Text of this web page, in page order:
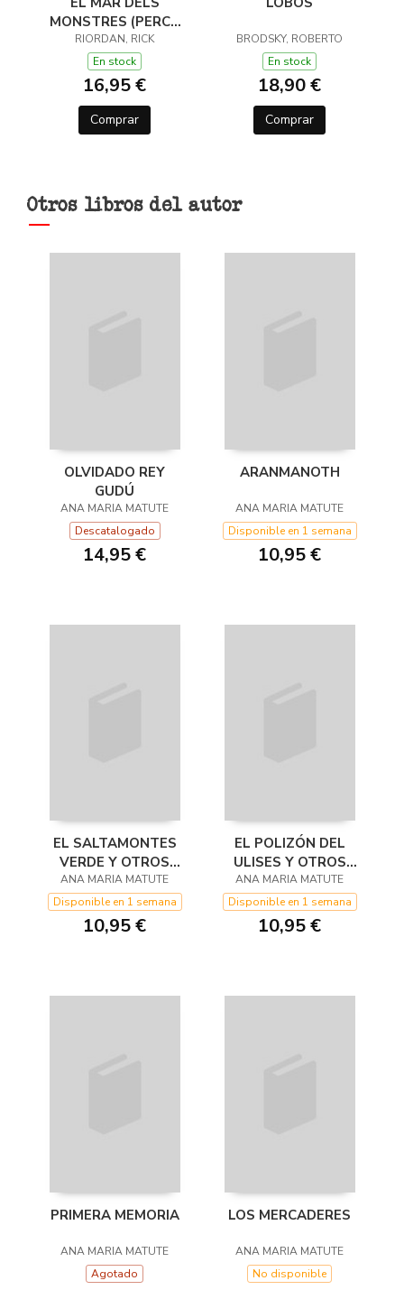
MONSTRES (PERCY
JACKSON I ELS DÉUS
DE L'OLIMP 2)
RIORDAN, RICK
En stock
16,95 €
Comprar
BRODSKY, ROBERTO
En stock
18,90 €
Comprar
Otros libros del autor
OLVIDADO REY
GUDÚ
ANA MARIA MATUTE
Descatalogado
14,95 €
ARANMANOTH
ANA MARIA MATUTE
Disponible en 1 semana
10,95 €
EL SALTAMONTES
VERDE Y OTROS
CUENTOS PARA
NIÑOS
ANA MARIA MATUTE
Disponible en 1 semana
10,95 €
EL POLIZÓN DEL
ULISES Y OTROS
CUENTOS PARA
JÓVENES
ANA MARIA MATUTE
Disponible en 1 semana
10,95 €
PRIMERA MEMORIA
ANA MARIA MATUTE
Agotado
LOS MERCADERES
ANA MARIA MATUTE
No disponible